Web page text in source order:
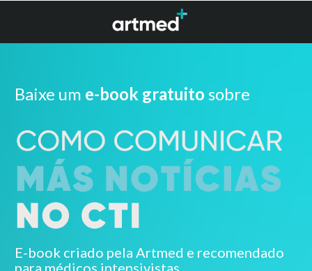
Baixe um e-book gratuito sobre
E-book criado pela Artmed e recomendado
para médicos intensivistas.